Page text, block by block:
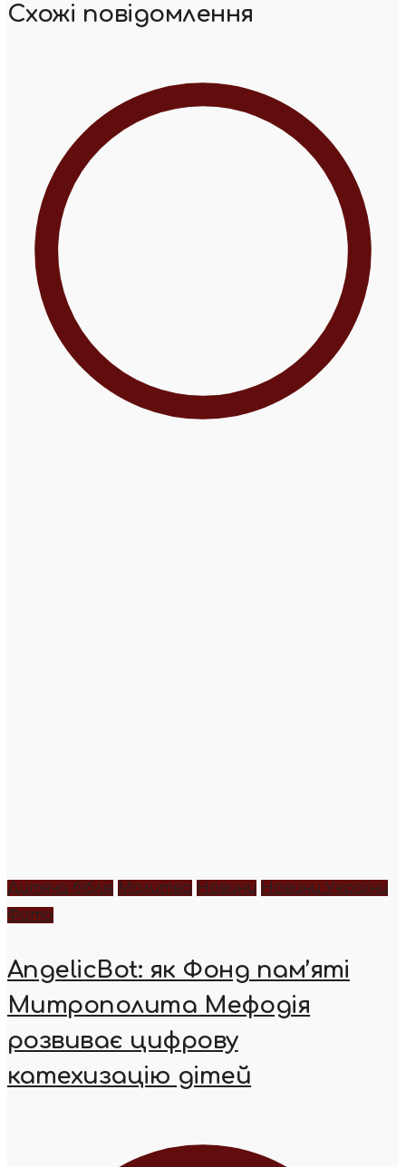
Схожі повідомлення
Дитяча біблія Молитва Новини Новини України
Фото
AngelicBot: як Фонд пам’яті
Митрополита Мефодія
розвиває цифрову
катехизацію дітей